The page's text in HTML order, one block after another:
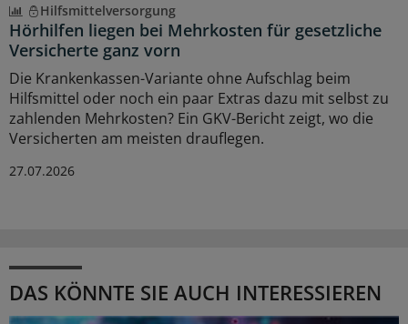
Hilfsmittelversorgung
Hörhilfen liegen bei Mehrkosten für gesetzliche
Versicherte ganz vorn
Die Krankenkassen-Variante ohne Aufschlag beim
Hilfsmittel oder noch ein paar Extras dazu mit selbst zu
zahlenden Mehrkosten? Ein GKV-Bericht zeigt, wo die
Versicherten am meisten drauflegen.
27.07.2026
DAS KÖNNTE SIE AUCH INTERESSIEREN